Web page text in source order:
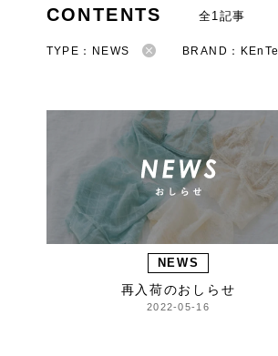
CONTENTS 全1記事
TYPE：NEWS BRAND：KEnTe
NEWS
再入荷のおしらせ
2022-05-16